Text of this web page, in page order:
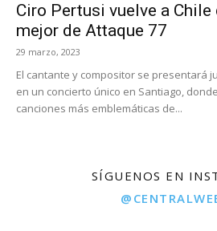
Ciro Pertusi vuelve a
mejor de Attaque 77
29 marzo, 2023
El cantante y compositor se presentará
en un concierto único en Santiago,
canciones más emblemáticas de...
SÍGUENOS EN